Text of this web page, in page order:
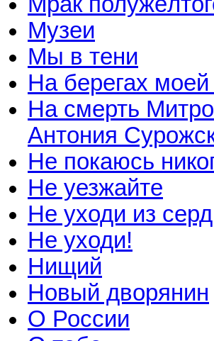
Музеи
Мы в тени
На берегах
На смерть
Антония
Не покаюсь
Не уезжайте
Не уходи из
Не уходи!
Нищий
Новый дворянин
О России